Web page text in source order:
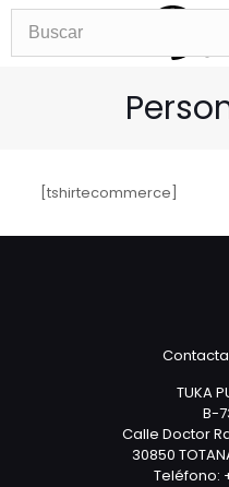
[tshirtecommerce]
TUKA
B-
Calle Doctor
30850
Teléfono: